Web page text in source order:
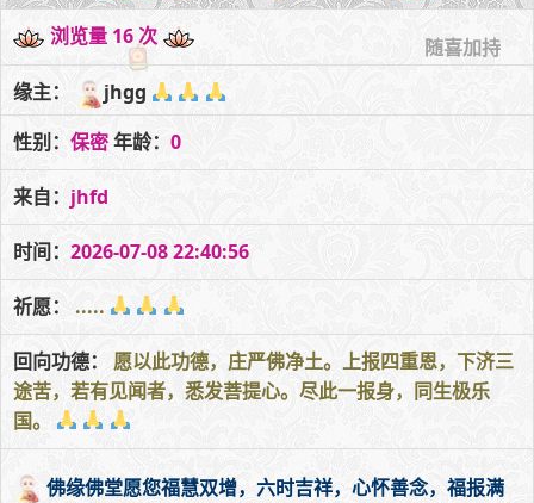
浏览量 16 次 随喜加持
缘主：
jhgg
性别： 保密年龄： 0
来自： jhfd
时间： 2026-07-08 22:40:56
祈愿： .....
回向功德： 愿以此功德，庄严佛净土。上报四重恩，下济三
途苦，若有见闻者，悉发菩提心。尽此一报身，同生极乐
国。
佛缘佛堂愿您福慧双增，六时吉祥，心怀善念，福报满